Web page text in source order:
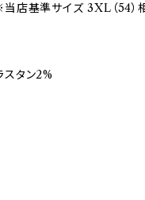
店基準サイズ 3XL（54）
スタン2%